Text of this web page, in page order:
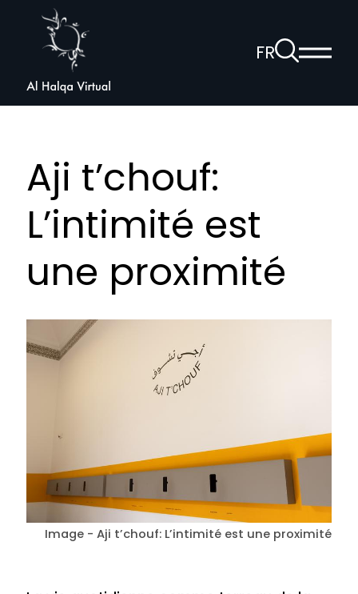
Halqa
FR
navigation
À
la
Aji t’chouf:
L’intimité est
une proximité
Image - Aji t’chouf: L’intimité est une proximité